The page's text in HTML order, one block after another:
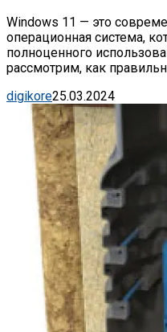
Windows 11 — это
операционная система,
полноценного
рассмотрим, как
digikore25.03.2024